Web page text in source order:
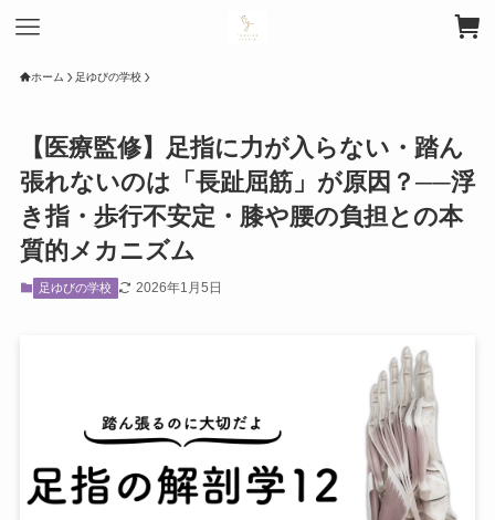
ホーム 足ゆびの学校
【医療監修】足指に力が入らない・踏ん
張れないのは「長趾屈筋」が原因？──浮
き指・歩行不安定・膝や腰の負担との本
質的メカニズム
足ゆびの学校 2026年1月5日